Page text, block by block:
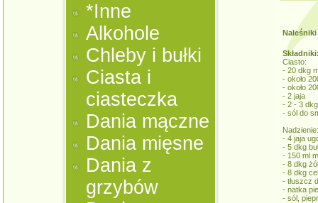
*Inne
Alkohole
Chleby i bułki
Ciasta i
ciasteczka
Dania mączne
Dania mięsne
Dania z
grzybów
Ciasto:
- 20 dkg
- około
- około
- 2 jaja
- 2 - 3 dkg
- sól do
Nadzienie:
- 4 jaja
- 5 dkg
- 150 ml
- 8 dkg
- 8 dkg
- tłuszcz
- natka
- sól,